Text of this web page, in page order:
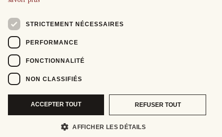
STRICTEMENT NÉCESSAIRES
PERFORMANCE
FONCTIONNALITÉ
NON CLASSIFIÉS
ACCEPTER TOUT REFUSER TOUT
AFFICHER LES DÉTAILS